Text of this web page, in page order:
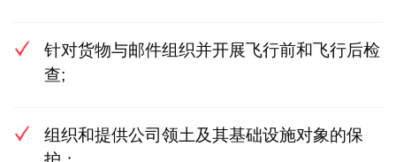
针对货物与邮件组织并开展飞行前和飞行后检
查;
组织和提供公司领土及其基础设施对象的保